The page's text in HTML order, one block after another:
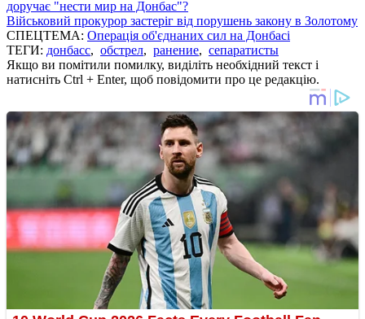
доручає "нести мир на Донбас"?
Військовий прокурор застеріг від порушень закону в Золотому
СПЕЦТЕМА: Операція об'єднаних сил на Донбасі
ТЕГИ: донбасс, обстрел, ранение, сепаратисты
Якщо ви помітили помилку, виділіть необхідний текст і
натисніть Ctrl + Enter, щоб повідомити про це редакцію.